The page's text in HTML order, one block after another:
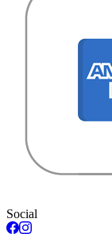
Social